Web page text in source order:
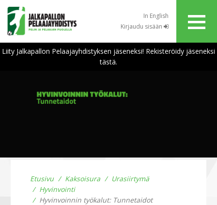
In English
Kirjaudu sisään
Liity Jalkapallon Pelaajayhdistyksen jäseneksi! Rekisteröidy jäseneksi
tästä.
Etusivu Kaksoisura
Urasiirtymä
Hyvinvointi
Hyvinvoinnin työkalut: Tunnetaidot